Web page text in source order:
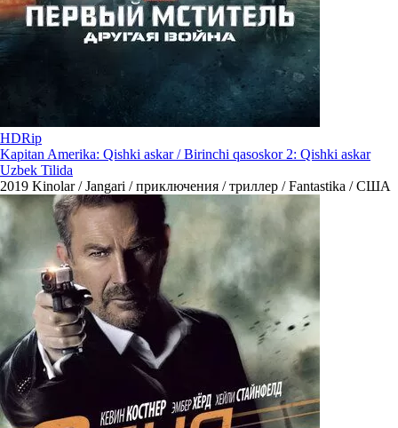
HDRip
Kapitan Amerika: Qishki askar / Birinchi qasoskor 2: Qishki askar
Uzbek Tilida
2019 Kinolar / Jangari / приключения / триллер / Fantastika / США